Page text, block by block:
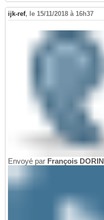
ijk-ref, le 15/11/2018 à 16h37
Envoyé par François DORIN